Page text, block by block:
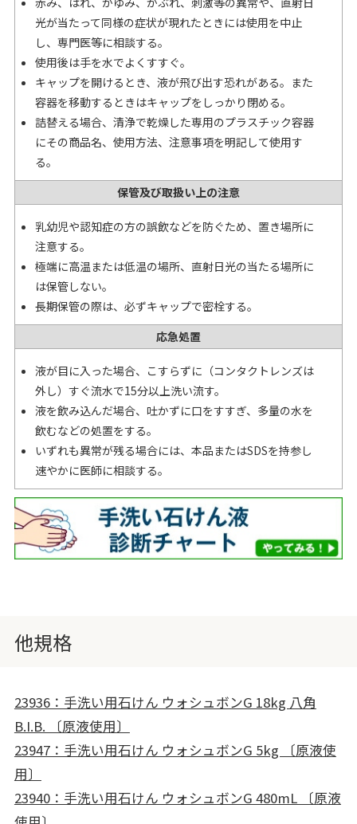
光が当たって同様の症状が現れたときには使用を中止
し、専門医等に相談する。
使用後は手を水でよくすすぐ。
キャップを開けるとき、液が飛び出す恐れがある。また
容器を移動するときはキャップをしっかり閉める。
詰替える場合、清浄で乾燥した専用のプラスチック容器
にその商品名、使用方法、注意事項を明記して使用す
る。
保管及び取扱い上の注意
乳幼児や認知症の方の誤飲などを防ぐため、置き場所に
注意する。
極端に高温または低温の場所、直射日光の当たる場所に
は保管しない。
長期保管の際は、必ずキャップで密栓する。
応急処置
液が目に入った場合、こすらずに（コンタクトレンズは
外し）すぐ流水で15分以上洗い流す。
液を飲み込んだ場合、吐かずに口をすすぎ、多量の水を
飲むなどの処置をする。
いずれも異常が残る場合には、本品またはSDSを持参し
速やかに医師に相談する。
他規格
23936：手洗い用石けん ウォシュボンG 18kg 八角
B.I.B. 〔原液使用〕
23947：手洗い用石けん ウォシュボンG 5kg 〔原液使
用〕
23940：手洗い用石けん ウォシュボンG 480mL 〔原液